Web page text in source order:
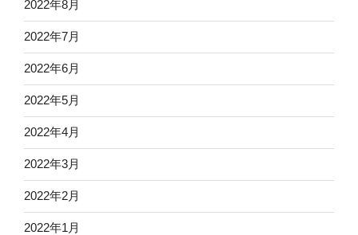
2022年8月
2022年7月
2022年6月
2022年5月
2022年4月
2022年3月
2022年2月
2022年1月